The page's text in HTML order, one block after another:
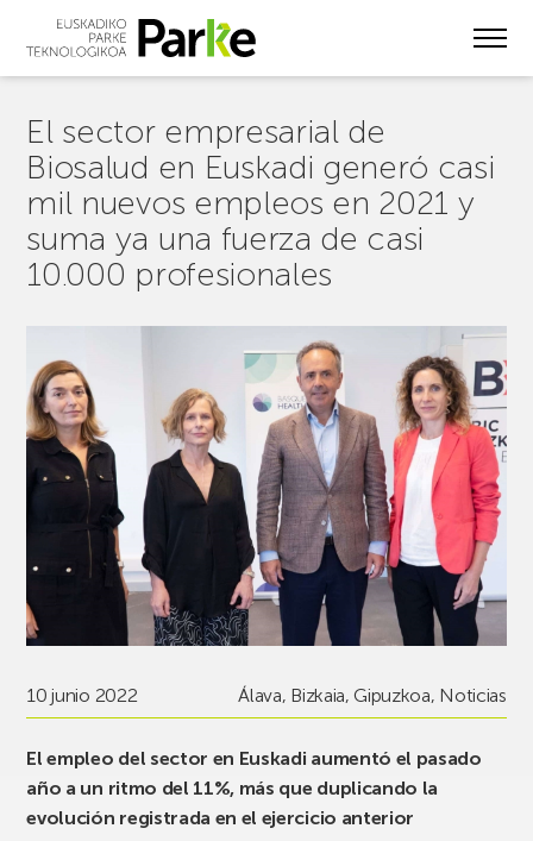
El sector empresarial de
Biosalud en Euskadi generó casi
mil nuevos empleos en 2021 y
suma ya una fuerza de casi
10.000 profesionales
10 junio 2022 Álava, Bizkaia,Gipuzkoa, Noticias
El empleo del sector en Euskadi aumentó el pasado
año a un ritmo del 11%, más que duplicando la
evolución registrada en el ejercicio anterior